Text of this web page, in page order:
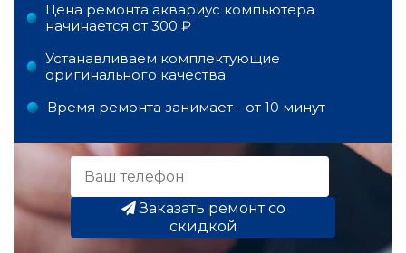
Цена ремонта аквариус компьютера
начинается от 300 ₽
Устанавливаем комплектующие
оригинального качества
Время ремонта занимает - от 10 минут
Заказать ремонт со
скидкой